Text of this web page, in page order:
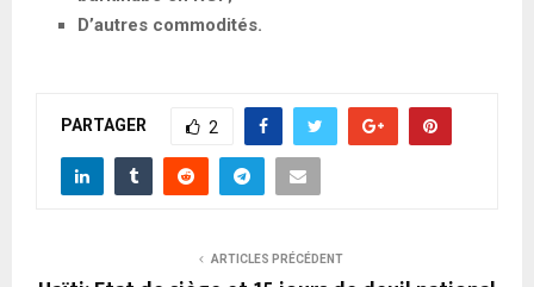
D’autres commodités.
PARTAGER 2
ARTICLES PRÉCÉDENT